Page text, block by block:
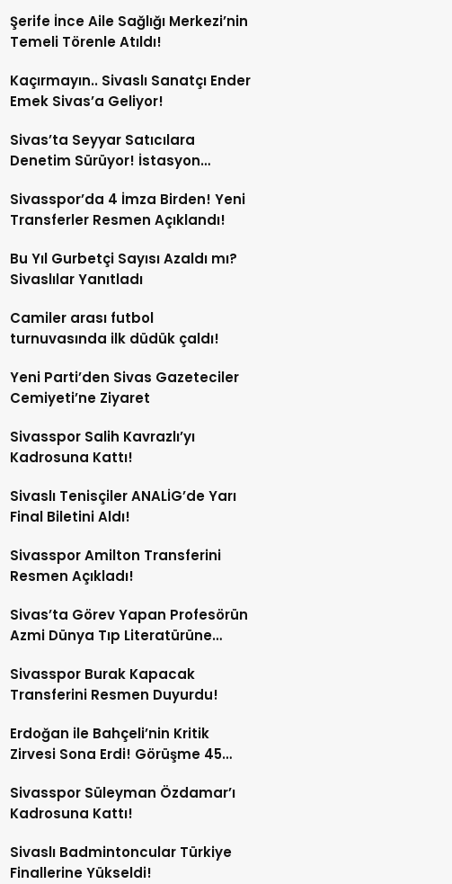
Şerife İnce Aile Sağlığı Merkezi’nin
Temeli Törenle Atıldı!
Kaçırmayın.. Sivaslı Sanatçı Ender
Emek Sivas’a Geliyor!
Sivas’ta Seyyar Satıcılara
Denetim Sürüyor! İstasyon
Sivasspor’da 4 İmza Birden! Yeni
Transferler Resmen Açıklandı!
Bu Yıl Gurbetçi Sayısı Azaldı mı?
Sivaslılar Yanıtladı
Camiler arası futbol
turnuvasında ilk düdük çaldı!
Yeni Parti’den Sivas Gazeteciler
Cemiyeti’ne Ziyaret
Sivasspor Salih Kavrazlı’yı
Kadrosuna Kattı!
Sivaslı Tenisçiler ANALİG’de Yarı
Final Biletini Aldı!
Sivasspor Amilton Transferini
Resmen Açıkladı!
Sivas’ta Görev Yapan Profesörün
Azmi Dünya Tıp Literatürüne
Sivasspor Burak Kapacak
Transferini Resmen Duyurdu!
Erdoğan ile Bahçeli’nin Kritik
Zirvesi Sona Erdi! Görüşme 45
Sivasspor Süleyman Özdamar’ı
Kadrosuna Kattı!
Sivaslı Badmintoncular Türkiye
Finallerine Yükseldi!